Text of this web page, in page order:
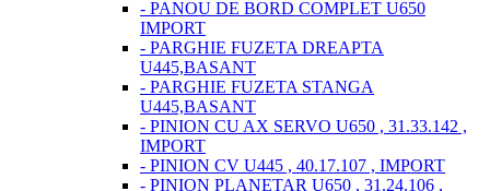
- PANOU DE BORD COMPLET U650
IMPORT
- PARGHIE FUZETA DREAPTA
U445,BASANT
- PARGHIE FUZETA STANGA
U445,BASANT
- PINION CU AX SERVO U650 , 31.33.142 ,
IMPORT
- PINION CV U445 , 40.17.107 , IMPORT
- PINION PLANETAR U650 , 31.24.106 ,